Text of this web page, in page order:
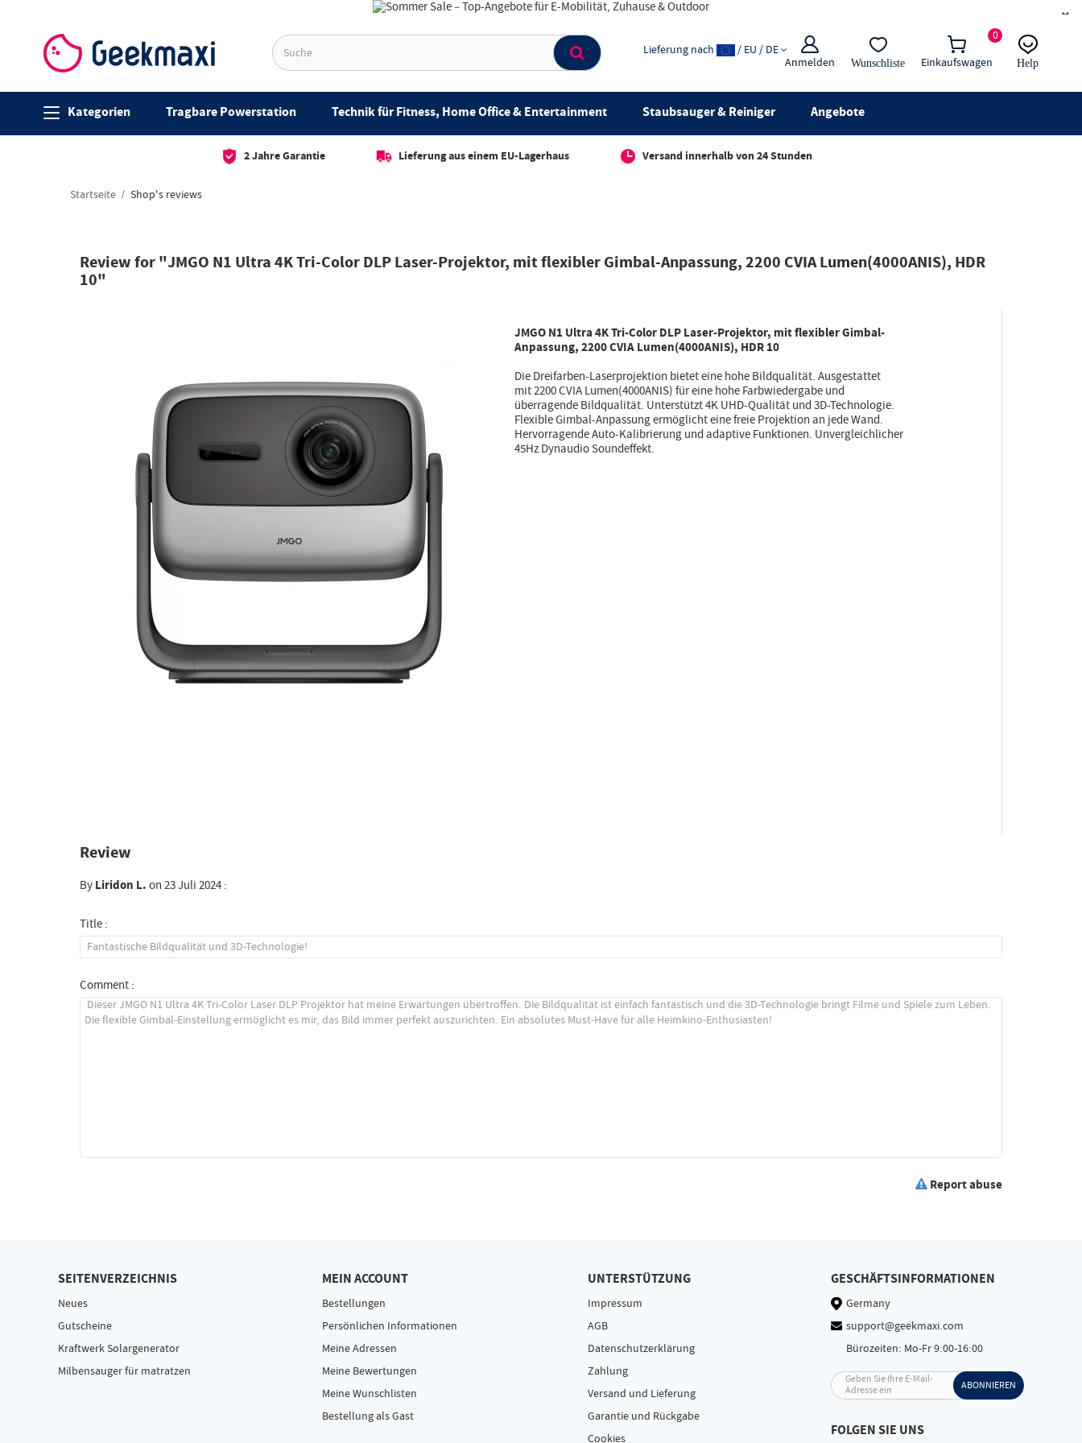
×
0
Einkaufswagen
Anmelden Wunschliste
Lieferung nach / EU / DE
Help
Kategorien Tragbare Powerstation Technik für Fitness, Home Office & Entertainment Staubsauger & Reiniger Angebote
2 Jahre Garantie Lieferung aus einem EU-Lagerhaus Versand innerhalb von 24 Stunden
Startseite Shop's reviews
Review for "JMGO N1 Ultra 4K Tri-Color DLP Laser-Projektor, mit flexibler Gimbal-Anpassung, 2200 CVIA Lumen(4000ANIS), HDR
10"
JMGO N1 Ultra 4K Tri-Color DLP Laser-Projektor, mit flexibler Gimbal-
Anpassung, 2200 CVIA Lumen(4000ANIS), HDR 10
Die Dreifarben-Laserprojektion bietet eine hohe Bildqualität. Ausgestattet
mit 2200 CVIA Lumen(4000ANIS) für eine hohe Farbwiedergabe und
überragende Bildqualität. Unterstützt 4K UHD-Qualität und 3D-Technologie.
Flexible Gimbal-Anpassung ermöglicht eine freie Projektion an jede Wand.
Hervorragende Auto-Kalibrierung und adaptive Funktionen. Unvergleichlicher
45Hz Dynaudio Soundeffekt.
Review
ByLiridon L.on 23 Juli 2024 :
Title :
Comment :
Report abuse
SEITENVERZEICHNIS
Neues
Gutscheine
Kraftwerk Solargenerator
Milbensauger für matratzen
MEIN ACCOUNT
Bestellungen
Persönlichen Informationen
Meine Adressen
Meine Bewertungen
Meine Wunschlisten
Bestellung als Gast
UNTERSTÜTZUNG
Impressum
AGB
Datenschutzerklärung
Zahlung
Versand und Lieferung
Garantie und Rückgabe
Cookies
GESCHÄFTSINFORMATIONEN
Germany
support@geekmaxi.com
Bürozeiten: Mo-Fr 9:00-16:00
Geben Sie Ihre E-Mail-
Adresse ein
ABONNIEREN
FOLGEN SIE UNS